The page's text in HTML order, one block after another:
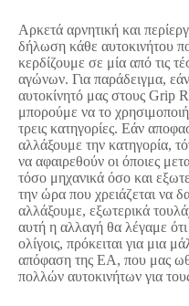
Αρκετά αρνητική και
δήλωση κάθε αυτοκινήτου
κερδίζουμε σε μία από τις
αγώνων. Για παράδειγμα,
αυτοκίνητό μας στους Grip
μπορούμε να το
τρεις κατηγορίες. Εάν
αλλάξουμε την κατηγορία,
να αφαιρεθούν οι όποιες
τόσο μηχανικά όσο και
την ώρα που χρειάζεται να
αλλάξουμε, εξωτερικά
αυτή η αλλαγή θα λέγαμε
ολίγοις, πρόκειται για μια
απόφαση της EA, που μας
πολλών αυτοκινήτων για